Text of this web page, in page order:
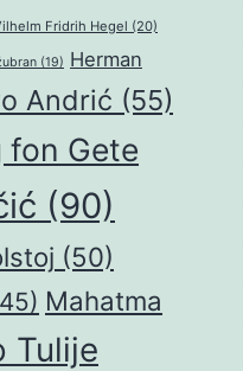
Fridrih Hegel (20)
(19) Herman
Andrić (55)
fon Gete
(90)
(50)
Mahatma
Tulije